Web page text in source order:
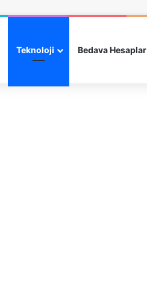
Teknoloji Bedava Hesaplar